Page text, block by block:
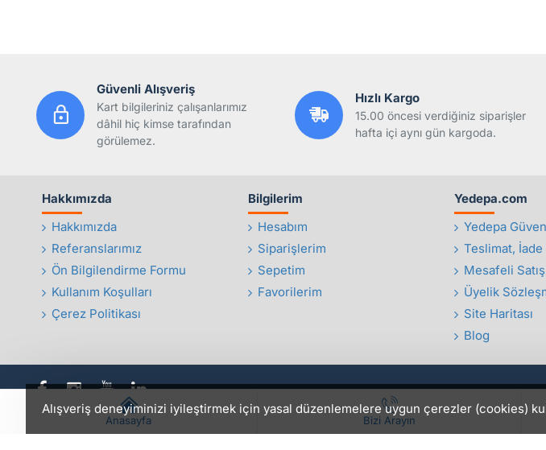
Anasayfa Bizi Arayın
Alışveriş deneyiminizi iyileştirmek için yasal düzenlemelere uygun çerezler (cookies)
Güvenli Alışveriş
Kart bilgileriniz çalışanlarımız
dâhil hiç kimse tarafından
görülemez.
Hızlı Kargo
15.00 öncesi verdiğiniz siparişler
hafta içi aynı gün kargoda.
Hakkımızda
Hakkımızda
Referanslarımız
Ön Bilgilendirme Formu
Kullanım Koşulları
Çerez Politikası
Bilgilerim
Hesabım
Siparişlerim
Sepetim
Favorilerim
Yedepa.com
Yedepa
Teslimat,
Mesafeli
Üyelik
Site Haritası
Blog